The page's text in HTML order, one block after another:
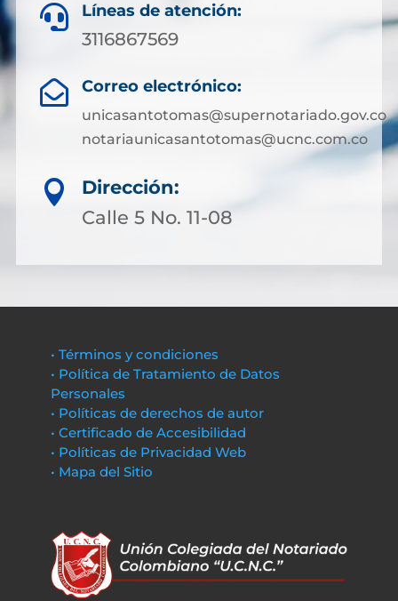
 Líneas de atención:
3116867569
 Correo electrónico:
unicasantotomas@supernotariado.gov.co
notariaunicasantotomas@ucnc.com.co

Dirección:
Calle 5 No. 11-08
• Términos y condiciones
• Política de Tratamiento de Datos
Personales
• Políticas de derechos de autor
• Certificado de Accesibilidad
• Políticas de Privacidad Web
• Mapa del Sitio